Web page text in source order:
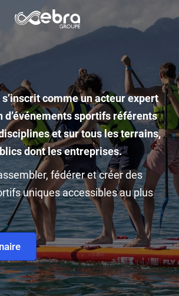
s’inscrit comme un acteur expert
d’événements sportifs référents
et sur tous les terrains,
dont les entreprises.
fédérer et créer des
uniques accessibles au plus